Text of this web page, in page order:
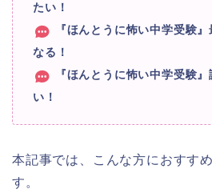
たい！
『ほんとうに怖い中学受験
なる！
『ほんとうに怖い中学受験
い！
本記事では、こんな方におすす
す。